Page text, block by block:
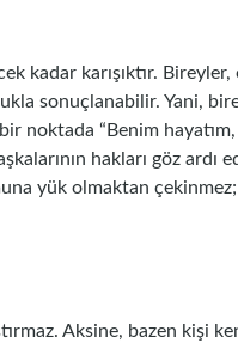
kadar karışıktır. Bireyler,
sonuçlanabilir. Yani,
noktada “Benim
hakları göz ardı
yük olmaktan
Aksine, bazen kişi